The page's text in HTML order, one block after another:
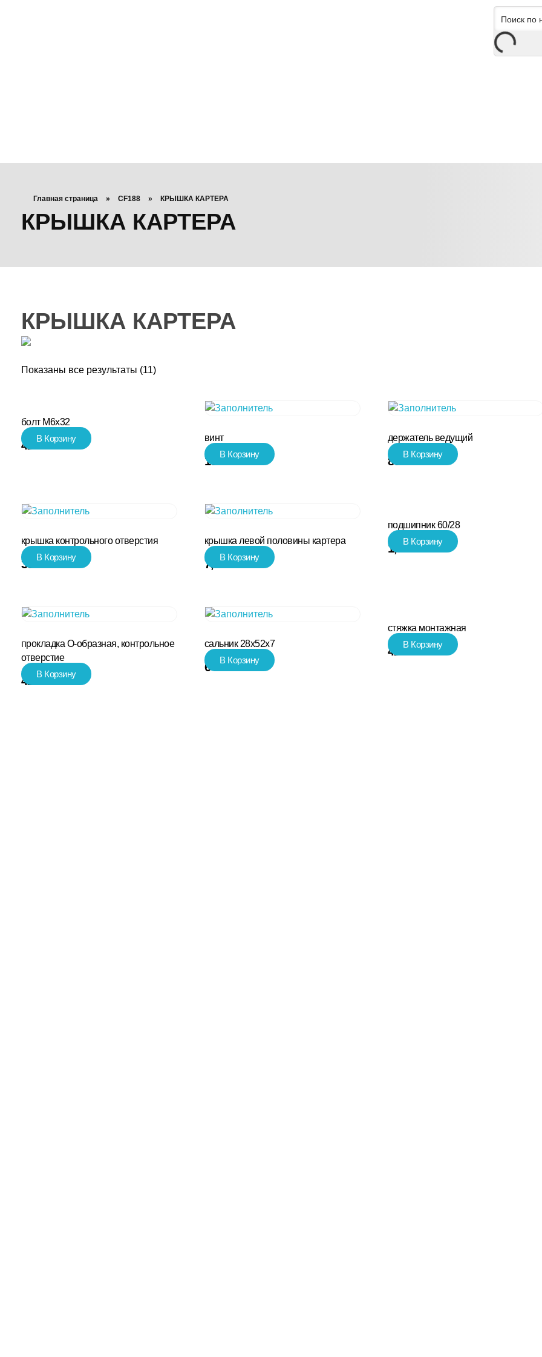
Главная страница » CF188 » КРЫШКА КАРТЕРА
КРЫШКА КАРТЕРА
КРЫШКА КАРТЕРА
Показаны все результаты (11)
болт М6х32
42.00₽
В Корзину винт
19.00₽
В Корзину
держатель ведущий
85.00₽
В Корзину
крышка контрольного отверстия
385.00₽
В Корзину
крышка левой половины картера
7,560.00₽
В Корзину
подшипник 60/28
1,110.00₽
В Корзину
прокладка О-образная, контрольное
отверстие
42.00₽
В Корзину
сальник 28х52х7
641.00₽
В Корзину
стяжка монтажная
42.00₽
В Корзину